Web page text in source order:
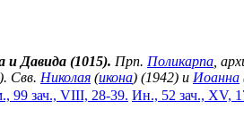
и Давида (1015). Прп. Поликарпа ,
Свв. Николая (икона) (1942) и Иоанна
99 зач., VIII, 28-39. Ин., 52 зач., XV,